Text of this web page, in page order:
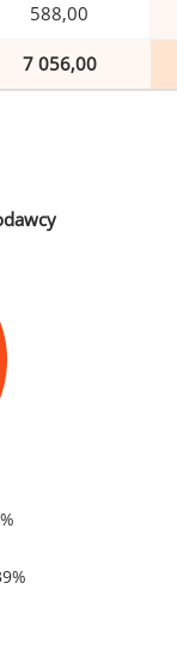
588,00
7 056,00